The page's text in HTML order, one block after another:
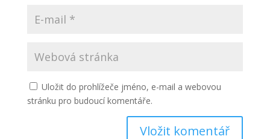
Uložit do prohlížeče jméno, e-mail a webovou
stránku pro budoucí komentáře.